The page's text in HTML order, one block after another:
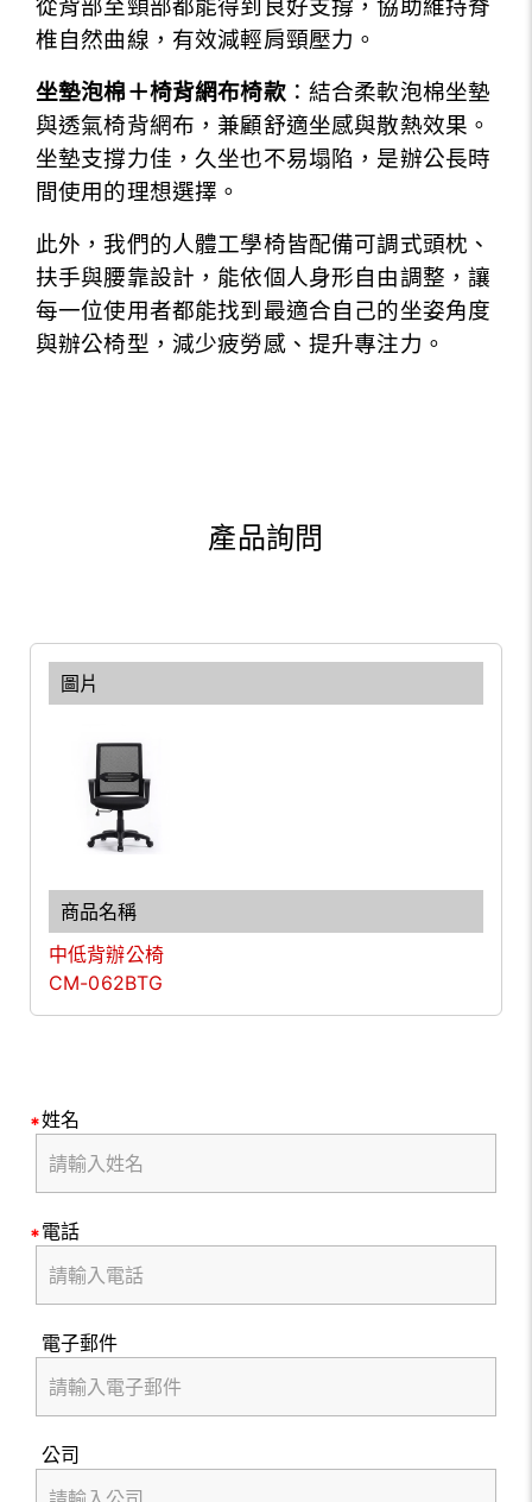
從背部至頸部都能得到良好支撐，協助維持脊
椎自然曲線，有效減輕肩頸壓力。
坐墊泡棉＋椅背網布椅款：結合柔軟泡棉坐墊
與透氣椅背網布，兼顧舒適坐感與散熱效果。
坐墊支撐力佳，久坐也不易塌陷，是辦公長時
間使用的理想選擇。
此外，我們的人體工學椅皆配備可調式頭枕、
扶手與腰靠設計，能依個人身形自由調整，讓
每一位使用者都能找到最適合自己的坐姿角度
與辦公椅型，減少疲勞感、提升專注力。
產品詢問
中低背辦公椅
CM-062BTG
姓名
電話
電子郵件
公司